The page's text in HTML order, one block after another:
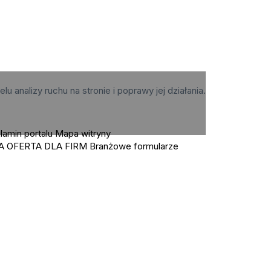
analizy ruchu na stronie i poprawy jej działania.
portalu Mapa witryny
OFERTA DLA FIRM Branżowe formularze